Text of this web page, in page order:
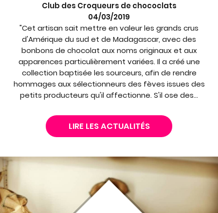
Club des Croqueurs de chococlats
04/03/2019
"Cet artisan sait mettre en valeur les grands crus
d'Amérique du sud et de Madagascar, avec des
bonbons de chocolat aux noms originaux et aux
apparences particulièrement variées. Il a créé une
collection baptisée les sourceurs, afin de rendre
hommages aux sélectionneurs des fèves issues des
petits producteurs qu'il affectionne. S'il ose des...
LIRE LES ACTUALITÉS